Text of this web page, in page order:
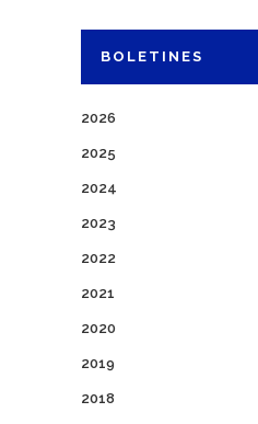
BOLETINES
2026
2025
2024
2023
2022
2021
2020
2019
2018